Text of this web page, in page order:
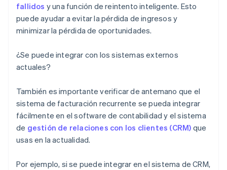
fallidos y una función de reintento inteligente. Esto
puede ayudar a evitar la pérdida de ingresos y
minimizar la pérdida de oportunidades.
¿Se puede integrar con los sistemas externos
actuales?
También es importante verificar de antemano que el
sistema de facturación recurrente se pueda integrar
fácilmente en el software de contabilidad y el sistema
de gestión de relaciones con los clientes (CRM) que
usas en la actualidad.
Por ejemplo, si se puede integrar en el sistema de CRM,